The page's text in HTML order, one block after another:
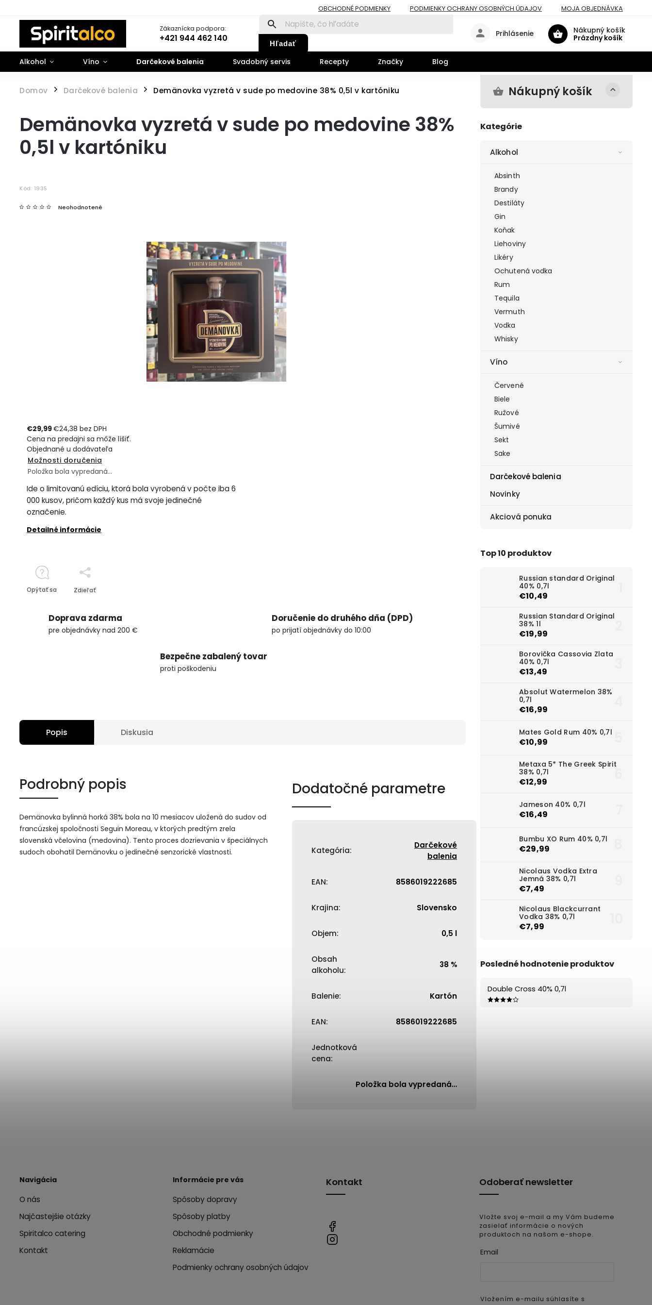
OBCHODNÉ PODMIENKY PODMIENKY OCHRANY OSOBNÝCH ÚDAJOV MOJA OBJEDNÁVKA
Zákaznícka podpora:
+421 944 462 140 Hľadať
Nákupný košík
Prázdny košík
Prihlásenie
Alkohol Víno Darčekové balenia Svadobný servis Recepty Značky Blog
Domov / Darčekové balenia / Demänovka vyzretá v sude po medovine 38% 0,5l v kartóniku Nákupný košík
Kategórie
Alkohol
Absinth
Brandy
Destiláty
Gin
Koňak
Liehoviny
Likéry
Ochutená vodka
Rum
Tequila
Vermuth
Vodka
Whisky
Víno
Červené
Biele
Ružové
Šumivé
Sekt
Sake
Darčekové balenia
Novinky
Akciová ponuka
Top 10 produktov
Russian standard Original
40% 0,7l
€10,49
Russian Standard Original
38% 1l
€19,99
Borovička Cassovia Zlata
40% 0,7l
€13,49
Absolut Watermelon 38%
0,7l
€16,99
Mates Gold Rum 40% 0,7l
€10,99
Metaxa 5* The Greek Spirit
38% 0,7l
€12,99
Jameson 40% 0,7l
€16,49
Bumbu XO Rum 40% 0,7l
€29,99
Nicolaus Vodka Extra
Jemná 38% 0,7l
€7,49
Nicolaus Blackcurrant
Vodka 38% 0,7l
€7,99
Posledné hodnotenie produktov
Double Cross 40% 0,7l
Demänovka vyzretá v sude po medovine 38%
0,5l v kartóniku
Kód: 1935
Neohodnotené
€29,99€24,38 bez DPH
Cena na predajni sa môže líšiť.
Objednané u dodávateľa
Možnosti doručenia
Položka bola vypredaná…
Ide o limitovanú edíciu, ktorá bola vyrobená v počte iba 6
000 kusov, pričom každý kus má svoje jedinečné
označenie.
Detailné informácie
Opýtať sa Zdieľať
Doprava zdarma
pre objednávky nad 200 €
Doručenie do druhého dňa (DPD)
po prijatí objednávky do 10:00
Bezpečne zabalený tovar
proti poškodeniu
Popis Diskusia
Podrobný popis
Demänovka bylinná horká 38% bola na 10 mesiacov uložená do sudov od
francúzskej spoločnosti Seguin Moreau, v ktorých predtým zrela
slovenská včelovina (medovina). Tento proces dozrievania v špeciálnych
sudoch obohatil Demänovku o jedinečné senzorické vlastnosti.
Dodatočné parametre
Kategória:
Darčekové
balenia
EAN: 8586019222685
Krajina: Slovensko
Objem: 0,5 l
Obsah
alkoholu:
38 %
Balenie: Kartón
EAN: 8586019222685
Jednotková
cena:
Položka bola vypredaná…
Navigácia
O nás
Najčastejšie otázky
Spiritalco catering
Kontakt
Informácie pre vás
Spôsoby dopravy
Spôsoby platby
Obchodné podmienky
Reklamácie
Podmienky ochrany osobných údajov
Kontakt Odoberať newsletter
Vložte svoj e-mail a my Vám budeme
zasielať informácie o nových
produktoch na našom e-shope.
Email
Vložením e-mailu súhlasíte s